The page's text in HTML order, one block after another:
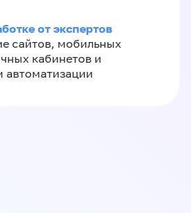
от экспертов
сайтов, мобильных
кабинетов и
автоматизации